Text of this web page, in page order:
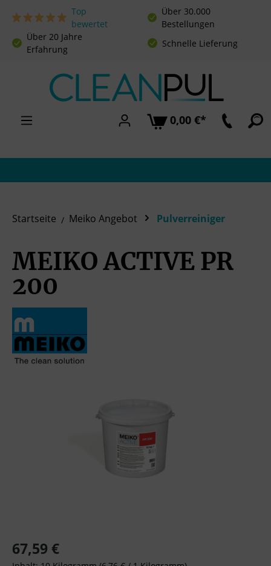
Zum Hauptinhalt springen
Top
bewertet
Über 30.000
Bestellungen
Über 20 Jahre
Erfahrung
Schnelle Lieferung
0,00 €*
Startseite Meiko Angebot Pulverreiniger
MEIKO ACTIVE PR
200
Regulärer Preis:
67,59 €